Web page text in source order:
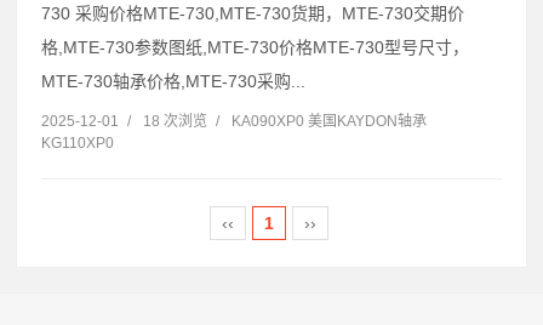
730 采购价格MTE-730,MTE-730货期，MTE-730交期价
格,MTE-730参数图纸,MTE-730价格MTE-730型号尺寸，
MTE-730轴承价格,MTE-730采购...
2025-12-01 / 18 次浏览 /
KA090XP0 美国KAYDON轴承
KG110XP0
‹‹ 1 ››